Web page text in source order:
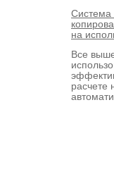
Система
на
Все
расчете